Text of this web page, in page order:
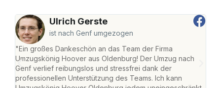
Ulrich Gerste
ist nach Genf umgezogen
"Ein großes Dankeschön an das Team der Firma
Umzugskönig Hoover aus Oldenburg! Der Umzug nach
Genf verlief reibungslos und stressfrei dank der
professionellen Unterstützung des Teams. Ich kann